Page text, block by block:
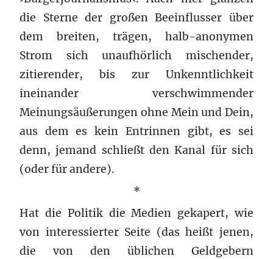
die Sterne der großen Beeinflusser über
dem breiten, trägen, halb-anonymen
Strom sich unaufhörlich mischender,
zitierender, bis zur Unkenntlichkeit
ineinander verschwimmender
Meinungsäußerungen ohne Mein und Dein,
aus dem es kein Entrinnen gibt, es sei
denn, jemand schließt den Kanal für sich
(oder für andere).
*
Hat die Politik die Medien gekapert, wie
von interessierter Seite (das heißt jenen,
die von den üblichen Geldgebern